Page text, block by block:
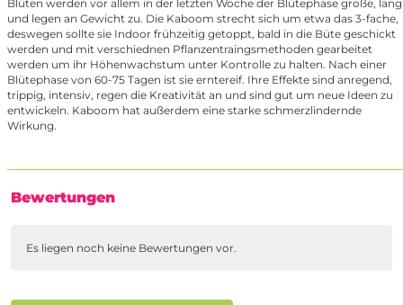
Blüten werden vor allem in der letzten Woche der Blütephase große, lang
und legen an Gewicht zu. Die Kaboom strecht sich um etwa das 3-fache,
deswegen sollte sie Indoor frühzeitig getoppt, bald in die Büte geschickt
werden und mit verschiednen Pflanzentraingsmethoden gearbeitet
werden um ihr Höhenwachstum unter Kontrolle zu halten. Nach einer
Blütephase von 60-75 Tagen ist sie erntereif. Ihre Effekte sind anregend,
trippig, intensiv, regen die Kreativität an und sind gut um neue Ideen zu
entwickeln. Kaboom hat außerdem eine starke schmerzlindernde
Wirkung.
Bewertungen
Es liegen noch keine Bewertungen vor.